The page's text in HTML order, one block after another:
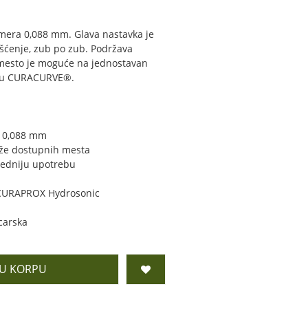
0,088 mm. Glava nastavka je
zub po zub. Podržava
je moguće na jednostavan
mm
dostupnih mesta
upotrebu
Hydrosonic
KORPU